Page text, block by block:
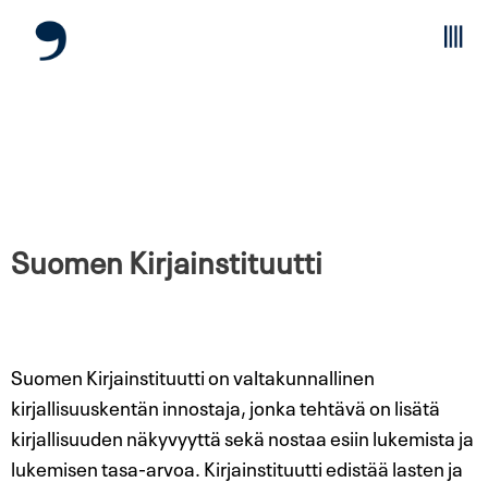
Suomen Kirjainstituutti
Suomen Kirjainstituutti on valtakunnallinen
kirjallisuuskentän innostaja, jonka tehtävä on lisätä
kirjallisuuden näkyvyyttä sekä nostaa esiin lukemista ja
lukemisen tasa-arvoa. Kirjainstituutti edistää lasten ja